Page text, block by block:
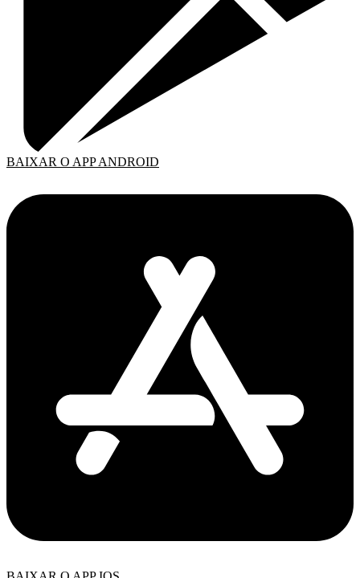
BAIXAR O APP ANDROID